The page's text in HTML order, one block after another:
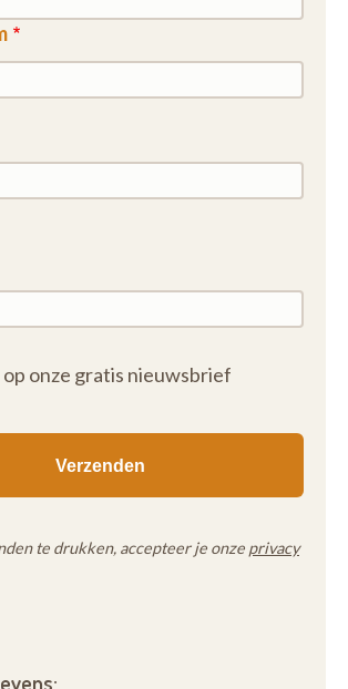
onze gratis nieuwsbrief
te drukken, accepteer je onze privacy